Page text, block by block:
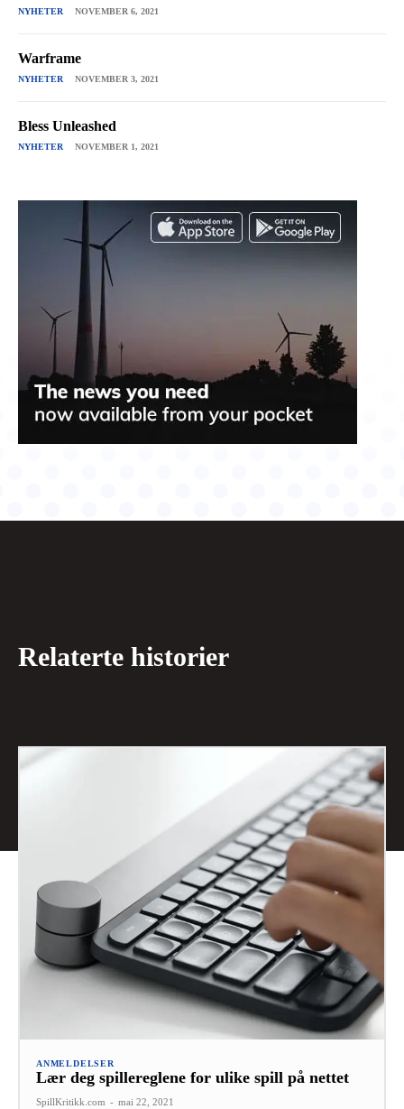
NYHETER NOVEMBER 6, 2021
Warframe
NYHETER NOVEMBER 3, 2021
Bless Unleashed
NYHETER NOVEMBER 1, 2021
Relaterte historier
ANMELDELSER
Lær deg spillereglene for ulike spill på nettet
SpillKritikk.com - mai 22, 2021